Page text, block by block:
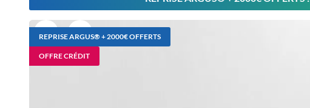
REPRISE ARGUS®️ + 2000€ OFFERTS
OFFRE CRÉDIT